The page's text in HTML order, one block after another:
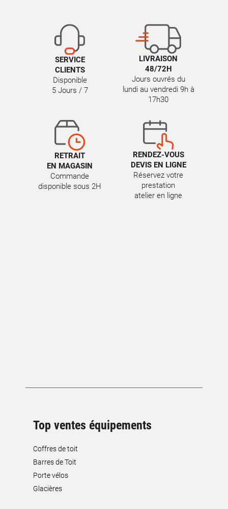
SERVICE
CLIENTS
Disponible
5 Jours / 7
LIVRAISON
48/72H
Jours ouvrés du
lundi au vendredi 9h à
17h30
RETRAIT
EN MAGASIN
Commande
disponible sous 2H
RENDEZ-VOUS
DEVIS EN LIGNE
Réservez votre
prestation
atelier en ligne
Top ventes équipements
Coffres de toit
Barres de Toit
Porte vélos
Glacières